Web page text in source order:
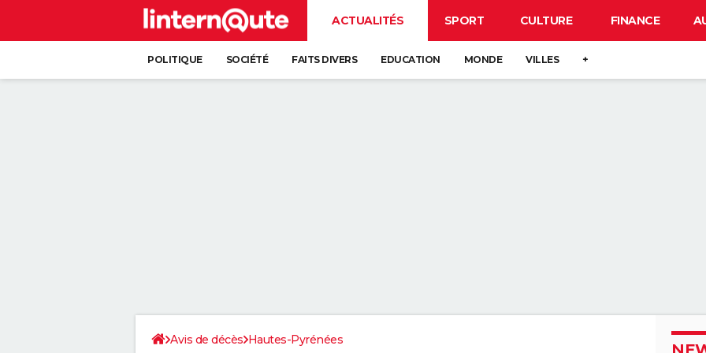
ACTUALITÉS SPORT CULTURE FINANCE
POLITIQUE SOCIÉTÉ FAITS DIVERS EDUCATION MONDE VILLES +
Avis de décès Hautes-Pyrénées